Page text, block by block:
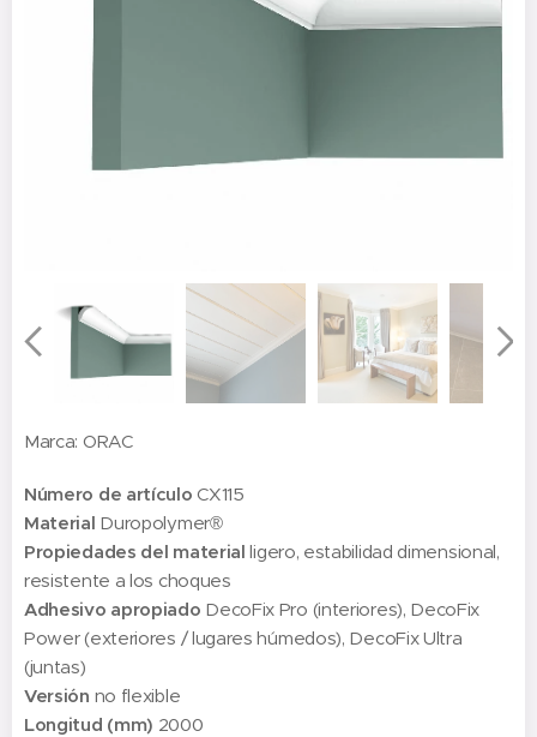
Marca: ORAC
Número de artículo CX115
Material Duropolymer®
Propiedades del material ligero, estabilidad dimensional,
resistente a los choques
Adhesivo apropiado DecoFix Pro (interiores), DecoFix
Power (exteriores / lugares húmedos), DecoFix Ultra
(juntas)
Versión no flexible
Longitud (mm) 2000